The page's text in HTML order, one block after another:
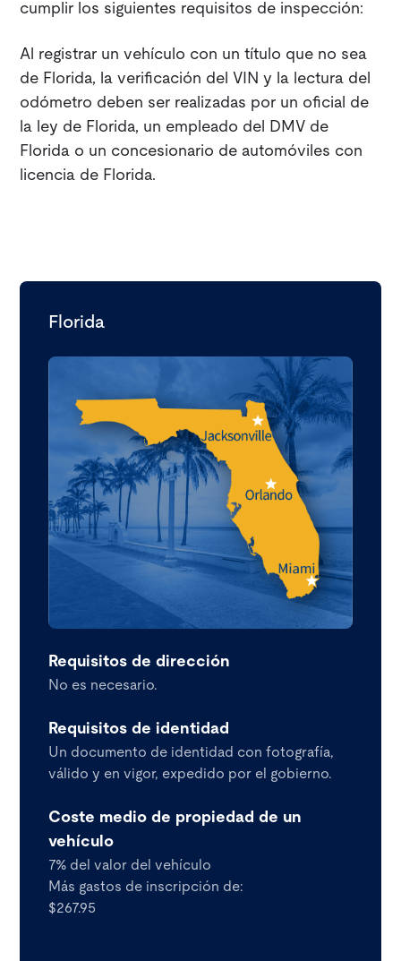
Florida
Requisitos de dirección
No es necesario.
Requisitos de identidad
Un documento de identidad con fotografía,
válido y en vigor, expedido por el gobierno.
Coste medio de propiedad de un
vehículo
7% del valor del vehículo
Más gastos de inscripción de:
$267.95
cumplir los siguientes requisitos de inspección:
Al registrar un vehículo con un título que no sea
de Florida, la verificación del VIN y la lectura del
odómetro deben ser realizadas por un oficial de
la ley de Florida, un empleado del DMV de
Florida o un concesionario de automóviles con
licencia de Florida.